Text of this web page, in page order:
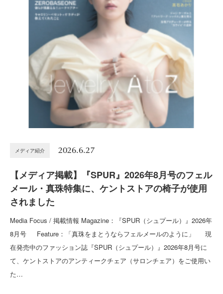
メディア紹介 2026.6.27
【メディア掲載】『SPUR』2026年8月号のフェル
メール・真珠特集に、ケントストアの椅子が使用
されました
Media Focus / 掲載情報 Magazine：『SPUR（シュプール）』2026年
8月号 Feature：「真珠をまとうならフェルメールのように」 現
在発売中のファッション誌『SPUR（シュプール）』2026年8月号に
て、ケントストアのアンティークチェア（サロンチェア）をご使用い
た…